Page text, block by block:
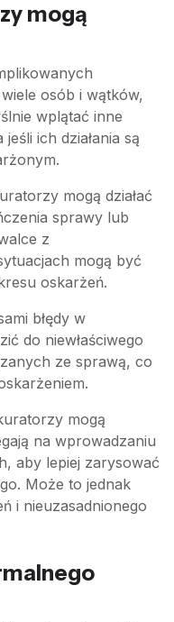
mogą
osób i wątków,
wplątać inne
ich działania są
mogą działać
sprawy lub
z
mogą być
oskarżeń.
błędy w
do niewłaściwego
ze sprawą, co
mogą
na wprowadzaniu
aby lepiej zarysować
Może to jednak
i nieuzasadnionego